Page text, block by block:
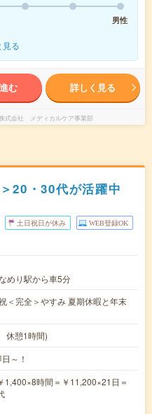
男性
見る
む 詳しく見る
式会社 メディカルケア事業部
20・30代が活躍中
土日祝日が休み WEB登録OK
めり駅から車5分
完全＞やすみ 夏期休暇と年末
休憩1時間)
～！
時間＝￥11,200×21日＝